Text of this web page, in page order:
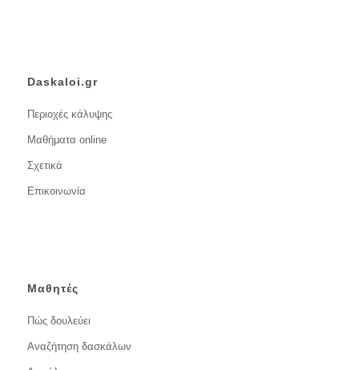
Daskaloi.gr
Περιοχές κάλυψης
Μαθήματα online
Σχετικά
Επικοινωνία
Μαθητές
Πώς δουλεύει
Αναζήτηση δασκάλων